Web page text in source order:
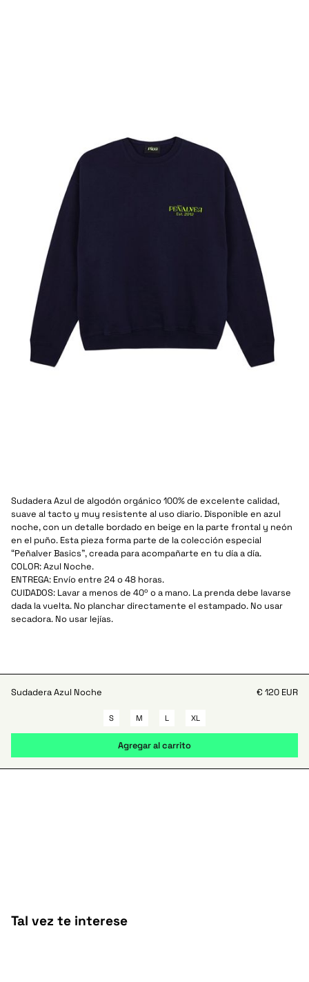
Sudadera Azul de algodón orgánico 100% de excelente calidad,
suave al tacto y muy resistente al uso diario. Disponible en azul
noche, con un detalle bordado en beige en la parte frontal y neón
en el puño. Esta pieza forma parte de la colección especial
“Peñalver Basics”, creada para acompañarte en tu día a día.
COLOR: Azul Noche.
ENTREGA: Envío entre 24 o 48 horas.
CUIDADOS: Lavar a menos de 40º o a mano. La prenda debe lavarse
dada la vuelta. No planchar directamente el estampado. No usar
secadora. No usar lejías.
Sudadera Azul Noche € 120 EUR
S M L XL
Tal vez te interese